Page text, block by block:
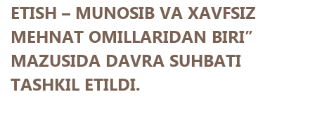
ETISH – MUNOSIB VA XAVFSIZ
MEHNAT OMILLARIDAN BIRI”
MAZUSIDA DAVRA SUHBATI
TASHKIL ETILDI.